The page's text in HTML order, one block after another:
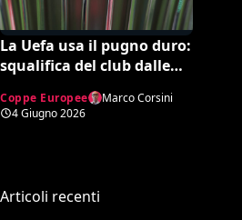
La Uefa usa il pugno duro:
squalifica del club dalle
Coppe Europee
Marco Corsini
4 Giugno 2026
Articoli recenti